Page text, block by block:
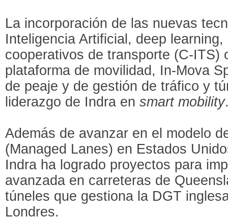
La incorporación de las nuevas
Inteligencia Artificial, deep
cooperativos de transporte (C-ITS)
plataforma de movilidad, In-Mova
de peaje y de gestión de tráfico y
liderazgo de Indra ensmart mobility
Además de avanzar en el modelo
(Managed Lanes) en Estados
Indra ha logrado proyectos para
avanzada en carreteras de
túneles que gestiona la DGT
Londres.